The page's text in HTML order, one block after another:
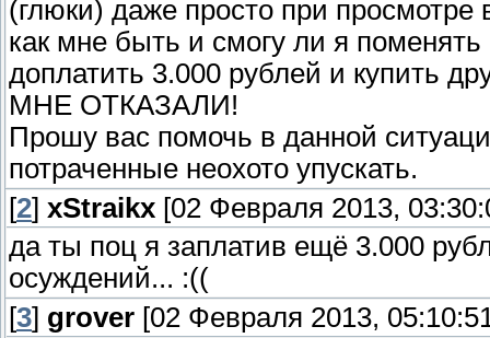
(глюки) даже просто при просмотре
как мне быть и смогу ли я
доплатить 3.000 рублей и купить
МНЕ ОТКАЗАЛИ!
Прошу вас помочь в данной
потраченные неохото упускать.
[2] xStraikx [02 Февраля 2013,
да ты поц я заплатив ещё 3.000
осуждений... :((
[3] grover [02 Февраля 2013,